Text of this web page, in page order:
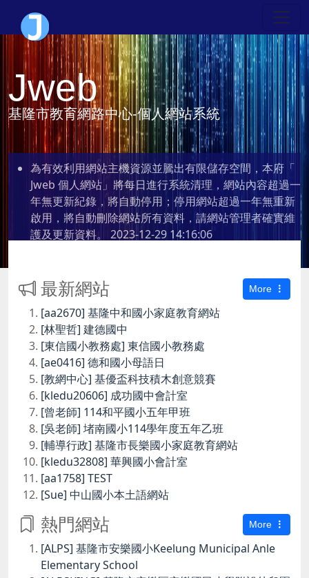
Jweb
基隆市教育網路中心-個人網站系統
為有效利用網站主機資源並騰出有限儲存空間，本府「
Jweb 個人網站」將每日進行系統清理，網站內容超過一
年無更新紀錄，將自動停用；停用網站超過一年無重新
啟用，將自動刪除網站所有資料，請網站管理者確實維
護及更新資料。 2023-12-29 14:16:06
最新網站 More
[aa2670] 基隆中和國小家庭教育網站
[林聖哲] 建德國中
[東信國小教務處] 東信國小教務處
[ae0416] 德和國小母語日
[教網中心] 基優盃科技積木創意競賽
[kledu20606] 成功國中會計室
[曾老師] 114和平國小五年甲班
[吳老師] 堵南國小114學年度五年乙班
[輔導行政] 基隆市長樂國小家庭教育網站
[kledu32808] 華興國小會計室
[aa1758] TEST
[Sue] 中山國小本土語網站
熱門網站 More
[ALPS] 基隆市安樂國小Keelung Municipal Anle
Elementary School